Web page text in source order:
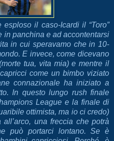
il caso-Icardi il “Toro”
in panchina e ad accontentarsi
in cui speravamo che in 10-
E invece, come dicevano
tua, vita mia) e mentre il
come un bimbo viziato
connazionale ha iniziato a
In questo lungo rush finale
League e la finale di
ottimista, ma io ci credo)
una freccia che potrà
può portarci lontano. Se è